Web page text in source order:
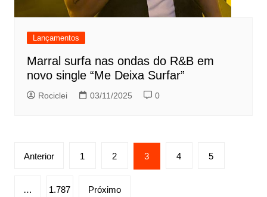
Lançamentos
Marral surfa nas ondas do R&B em
novo single “Me Deixa Surfar”
Rociclei 03/11/2025 0
Paginação
posts
Anterior 1 2 3 4 5
… 1.787 Próximo